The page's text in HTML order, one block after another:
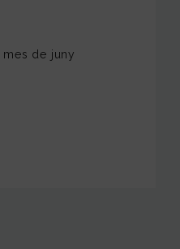
de juny